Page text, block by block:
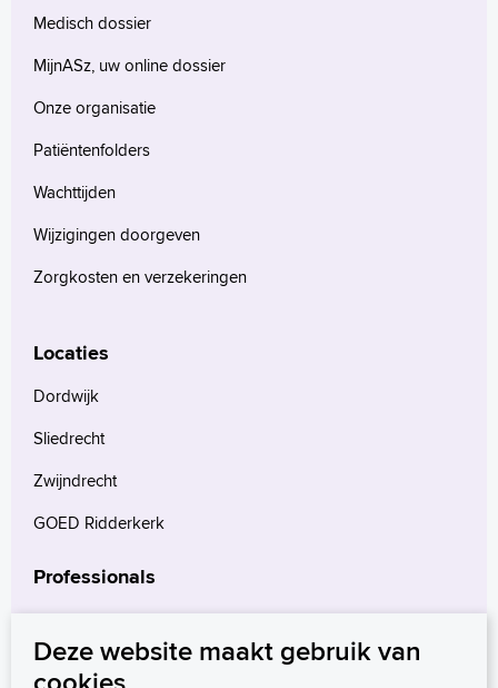
Medisch dossier
MijnASz, uw online dossier
Onze organisatie
Patiëntenfolders
Wachttijden
Wijzigingen doorgeven
Zorgkosten en verzekeringen
Locaties
Dordwijk
Sliedrecht
Zwijndrecht
GOED Ridderkerk
Professionals
Verwijzers
Wetenschappelijk onderzoek
Deze website maakt gebruik van